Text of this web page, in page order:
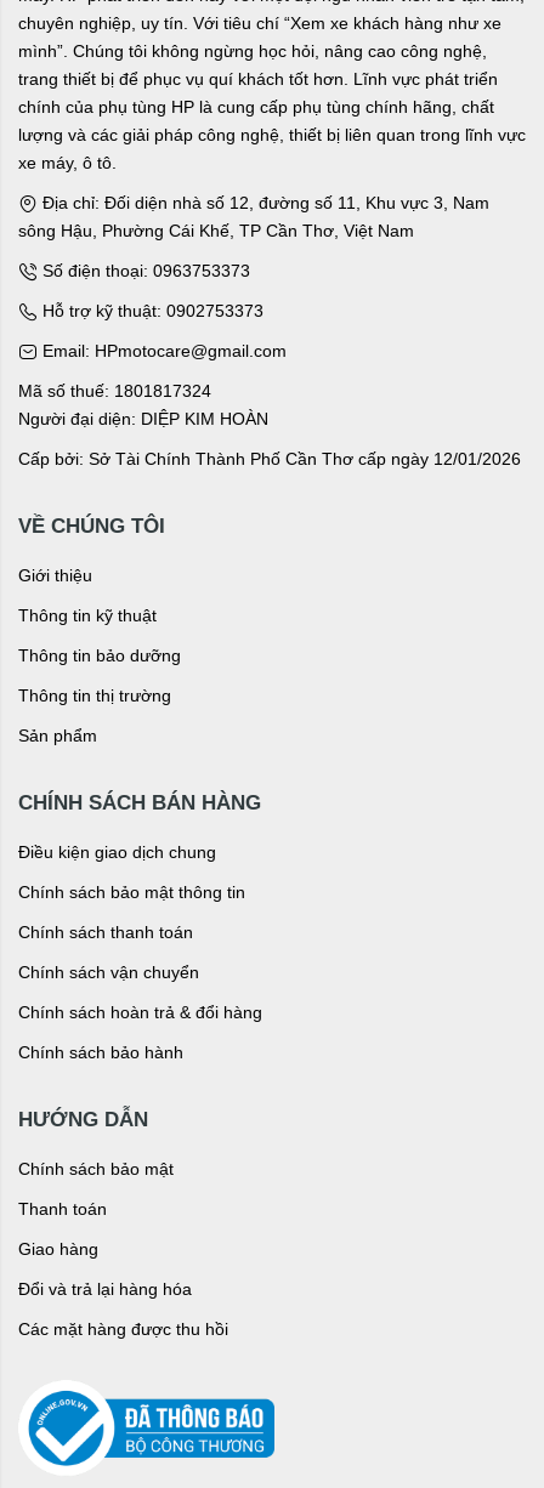
chuyên nghiệp, uy tín. Với tiêu chí “Xem xe khách hàng như xe
mình”. Chúng tôi không ngừng học hỏi, nâng cao công nghệ,
trang thiết bị để phục vụ quí khách tốt hơn. Lĩnh vực phát triển
chính của phụ tùng HP là cung cấp phụ tùng chính hãng, chất
lượng và các giải pháp công nghệ, thiết bị liên quan trong lĩnh vực
xe máy, ô tô.
Địa chỉ: Đối diện nhà số 12, đường số 11, Khu vực 3, Nam
sông Hậu, Phường Cái Khế, TP Cần Thơ, Việt Nam
Số điện thoại: 0963753373
Hỗ trợ kỹ thuật: 0902753373
Email: HPmotocare@gmail.com
Mã số thuế: 1801817324
Người đại diện: DIỆP KIM HOÀN
Cấp bởi: Sở Tài Chính Thành Phố Cần Thơ cấp ngày 12/01/2026
VỀ CHÚNG TÔI
Giới thiệu
Thông tin kỹ thuật
Thông tin bảo dưỡng
Thông tin thị trường
Sản phẩm
CHÍNH SÁCH BÁN HÀNG
Điều kiện giao dịch chung
Chính sách bảo mật thông tin
Chính sách thanh toán
Chính sách vận chuyển
Chính sách hoàn trả & đổi hàng
Chính sách bảo hành
HƯỚNG DẪN
Chính sách bảo mật
Thanh toán
Giao hàng
Đổi và trả lại hàng hóa
Các mặt hàng được thu hồi